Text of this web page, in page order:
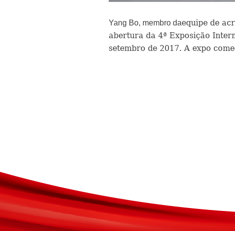
Yang Bo, membro daequipe de
abertura da 4ª Exposição
setembro de 2017. A expo